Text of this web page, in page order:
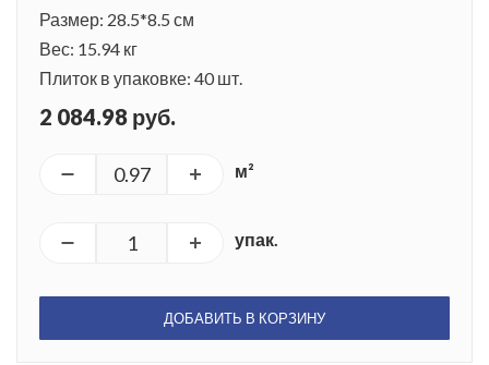
Размер: 28.5*8.5 см
Вес: 15.94 кг
Плиток в упаковке: 40 шт.
2 084.98 руб.
м²
упак.
ДОБАВИТЬ В КОРЗИНУ